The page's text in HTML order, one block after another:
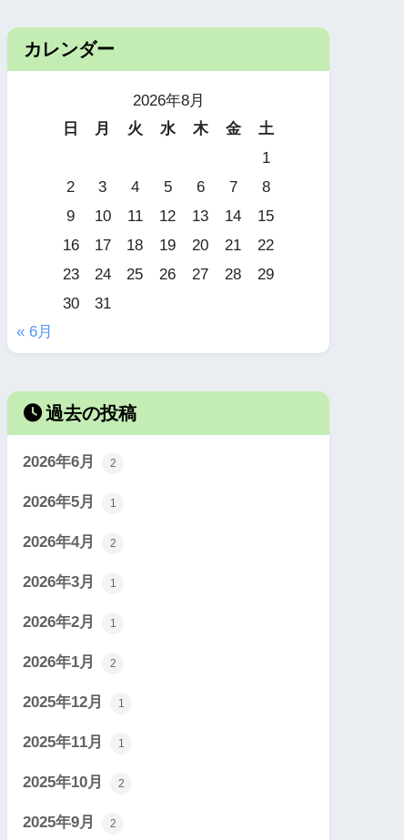
カレンダー
2026年8月
日
月 火 水 木 金
土
1
2
3 4 5 6 7
8
9
10 11 12 13 14
15
16
17 18 19 20 21
22
23
24 25 26 27 28
29
30
31
« 6月
過去の投稿
2026年6月 2
2026年5月 1
2026年4月 2
2026年3月 1
2026年2月 1
2026年1月 2
2025年12月 1
2025年11月 1
2025年10月 2
2025年9月 2